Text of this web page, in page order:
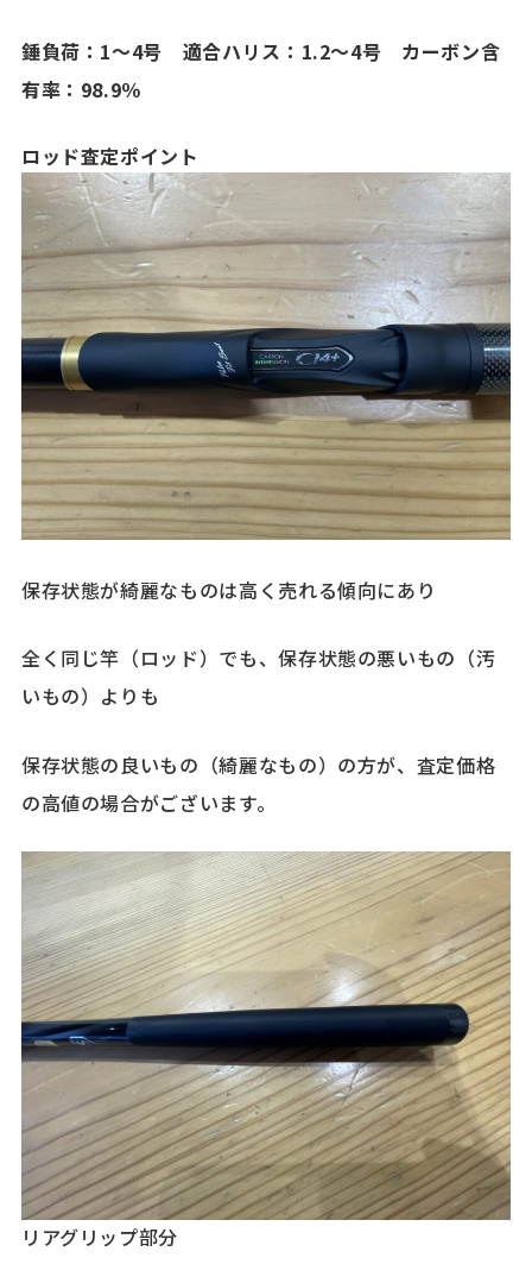
錘負荷：1～4号 適合ハリス：1.2～4号 カーボン含
有率：98.9％
ロッド査定ポイント
保存状態が綺麗なものは高く売れる傾向にあり
全く同じ竿（ロッド）でも、保存状態の悪いもの（汚
いもの）よりも
保存状態の良いもの（綺麗なもの）の方が、査定価格
の高値の場合がございます。
リアグリップ部分